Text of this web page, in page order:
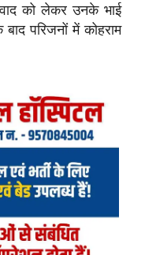
को लेकर उनके भाई
परिजनों में कोहराम